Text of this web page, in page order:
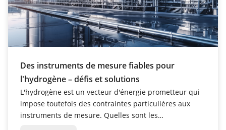
Des instruments de mesure fiables pour
l'hydrogène – défis et solutions
L'hydrogène est un vecteur d'énergie prometteur qui
impose toutefois des contraintes particulières aux
instruments de mesure. Quelles sont les